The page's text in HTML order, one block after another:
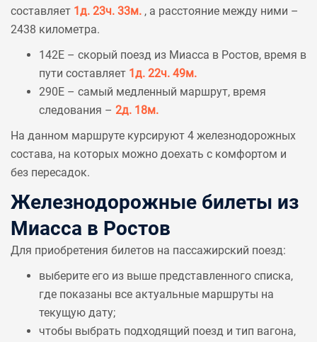
составляет 1д. 23ч. 33м. , а расстояние между ними –
2438 километра.
142Е – скорый поезд из Миасса в Ростов, время в
пути составляет 1д. 22ч. 49м.
290Е – самый медленный маршрут, время
следования – 2д. 18м.
На данном маршруте курсируют 4 железнодорожных
состава, на которых можно доехать с комфортом и
без пересадок.
Железнодорожные билеты из
Миасса в Ростов
Для приобретения билетов на пассажирский поезд:
выберите его из выше представленного списка,
где показаны все актуальные маршруты на
текущую дату;
чтобы выбрать подходящий поезд и тип вагона,